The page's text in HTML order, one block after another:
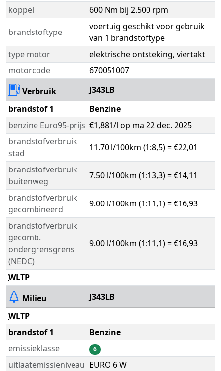
koppel 600 Nm bij 2.500 rpm
brandstoftype
voertuig geschikt voor gebruik
van 1 brandstoftype
type motor
elektrische ontsteking, viertakt
motorcode
670051007
Verbruik
J343LB
brandstof 1
Benzine
benzine Euro95-prijs €1,881/l op ma 22 dec. 2025
brandstofverbruik
stad
11.70 l/100km (1:8,5) = €22,01
brandstofverbruik
buitenweg
7.50 l/100km (1:13,3) = €14,11
brandstofverbruik
gecombineerd
9.00 l/100km (1:11,1) = €16,93
brandstofverbruik
gecomb.
ondergrensgrens
(NEDC)
9.00 l/100km (1:11,1) = €16,93
WLTP
Milieu
J343LB
WLTP
brandstof 1
Benzine
emissieklasse
6
uitlaatemissieniveau EURO 6 W